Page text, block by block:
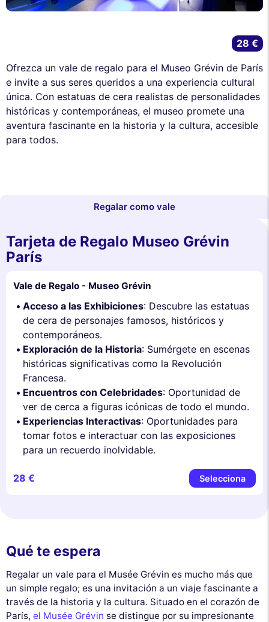
Ofrezca un vale de regalo para el Museo Grévin de París
e invite a sus seres queridos a una experiencia cultural
única. Con estatuas de cera realistas de personalidades
históricas y contemporáneas, el museo promete una
aventura fascinante en la historia y la cultura, accesible
para todos.
28 €
Regalar como vale
Tarjeta de Regalo Museo Grévin
París
Vale de Regalo - Museo Grévin
Acceso a las Exhibiciones: Descubre las estatuas
de cera de personajes famosos, históricos y
contemporáneos.
Exploración de la Historia: Sumérgete en escenas
históricas significativas como la Revolución
Francesa.
Encuentros con Celebridades: Oportunidad de
ver de cerca a figuras icónicas de todo el mundo.
Experiencias Interactivas: Oportunidades para
tomar fotos e interactuar con las exposiciones
para un recuerdo inolvidable.
28 € Selecciona
Qué te espera
Regalar un vale para el Musée Grévin es mucho más que
un simple regalo; es una invitación a un viaje fascinante a
través de la historia y la cultura. Situado en el corazón de
París, el Musée Grévin se distingue por su impresionante